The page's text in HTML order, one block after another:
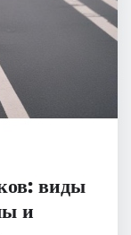
виды
и